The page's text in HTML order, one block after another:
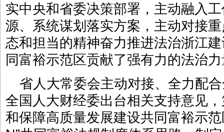
实中央和省委决策部署，主动融入
源、系统谋划落实方案，主动对接
态和担当的精神奋力推进法治浙江
同富裕示范区贡献了强有力的法治
省人大常委会主动对接、全力配
全国人大财经委出台相关支持意见
和保障高质量发展建设共同富裕示